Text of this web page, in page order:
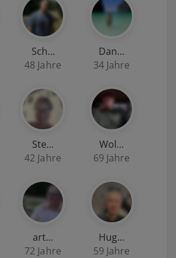
Sch…
48 Jahre
Dan…
34 Jahre
Ste…
42 Jahre
Wol…
69 Jahre
art…
72 Jahre
Hug…
59 Jahre